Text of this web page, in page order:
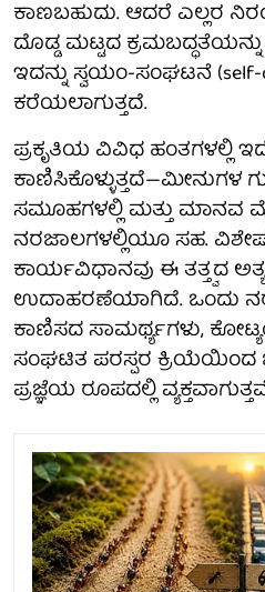
ಕಾಣಬಹುದು. ಆದರೆ ಎಲ್ಲರ
ದೊಡ್ಡ ಮಟ್ಟದ ಕ್ರಮಬದ್ಧತೆಯನ್ನು
ಇದನ್ನು ಸ್ವಯಂ-ಸಂಘಟನೆ (self-
ಕರೆಯಲಾಗುತ್ತದೆ.
ಪ್ರಕೃತಿಯ ವಿವಿಧ ಹಂತಗಳಲ್ಲಿ
ಕಾಣಿಸಿಕೊಳ್ಳುತ್ತದೆ—ಮೀನುಗಳ
ಸಮೂಹಗಳಲ್ಲಿ ಮತ್ತು ಮಾನವ
ನರಜಾಲಗಳಲ್ಲಿಯೂ ಸಹ.
ಕಾರ್ಯವಿಧಾನವು ಈ ತತ್ತ್ವದ
ಉದಾಹರಣೆಯಾಗಿದೆ. ಒಂದು
ಕಾಣಿಸದ ಸಾಮರ್ಥ್ಯಗಳು,
ಸಂಘಟಿತ ಪರಸ್ಪರ ಕ್ರಿಯೆಯಿಂದ
ಪ್ರಜ್ಞೆಯ ರೂಪದಲ್ಲಿ